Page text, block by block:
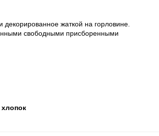
жаткой на горловине.
свободными присборенными
хлопок